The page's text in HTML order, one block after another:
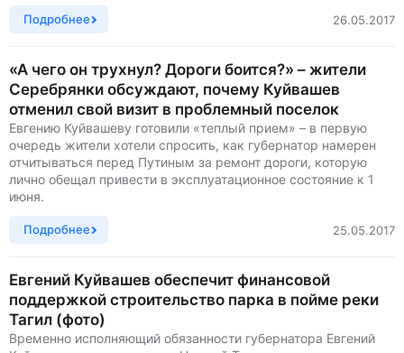
Подробнее 26.05.2017
«А чего он трухнул? Дороги боится?» – жители
Серебрянки обсуждают, почему Куйвашев
отменил свой визит в проблемный поселок
Евгению Куйвашеву готовили «теплый прием» – в первую
очередь жители хотели спросить, как губернатор намерен
отчитываться перед Путиным за ремонт дороги, которую
лично обещал привести в эксплуатационное состояние к 1
июня.
Подробнее 25.05.2017
Евгений Куйвашев обеспечит финансовой
поддержкой строительство парка в пойме реки
Тагил (фото)
Временно исполняющий обязанности губернатора Евгений